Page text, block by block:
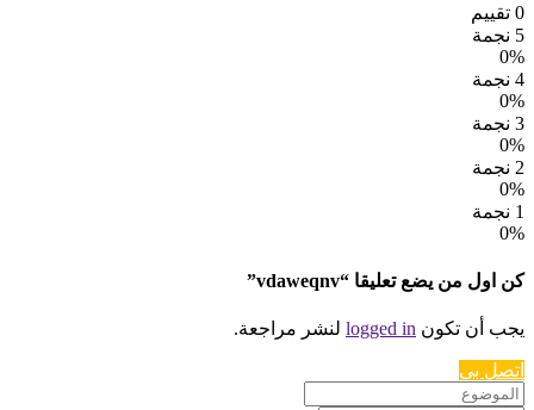
0 تقييم
5 نجمة
0%
4 نجمة
0%
3 نجمة
0%
2 نجمة
0%
1 نجمة
0%
كن اول من يضع تعليقا “vdaweqnv”
يجب أن تكون logged in لنشر مراجعة.
اتصل بي